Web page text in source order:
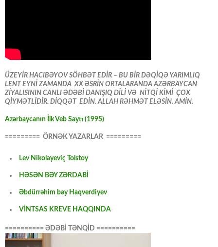
ÜZEYİR HACIBƏYOV SÖHBƏT EDİR – BU BİR DƏQİQƏ YARIMLIQ
LENT EYNİ ZAMANDA XX ƏSRİN ORTALARANDA AZƏRBAYCAN
ZİYALISININ CANLI ƏDƏBİ DANIŞIQ DİLİ VƏ NİTQİ KİMİ ÇOX
QİYMƏTLİDİR. DİQQƏT EDİN. ALLAH RƏHMƏT ELƏSİN. AMİN.
Azərbaycanın İlk Veb Saytı (1995)
========= ÖRNƏK YAZARLAR =========
Lev Nikolayeviç Tolstoy
HƏSƏN BƏY ZƏRDABİ
Əbdürrəhim bəy Haqverdiyev
VİNTSAS KREVE HAQQINDA
========== ƏDƏBİ TƏNQİD ==========